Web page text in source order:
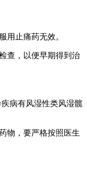
用止痛药无效。
查，以便早期得到治
病有风湿性类风湿髋
物，要严格按照医生